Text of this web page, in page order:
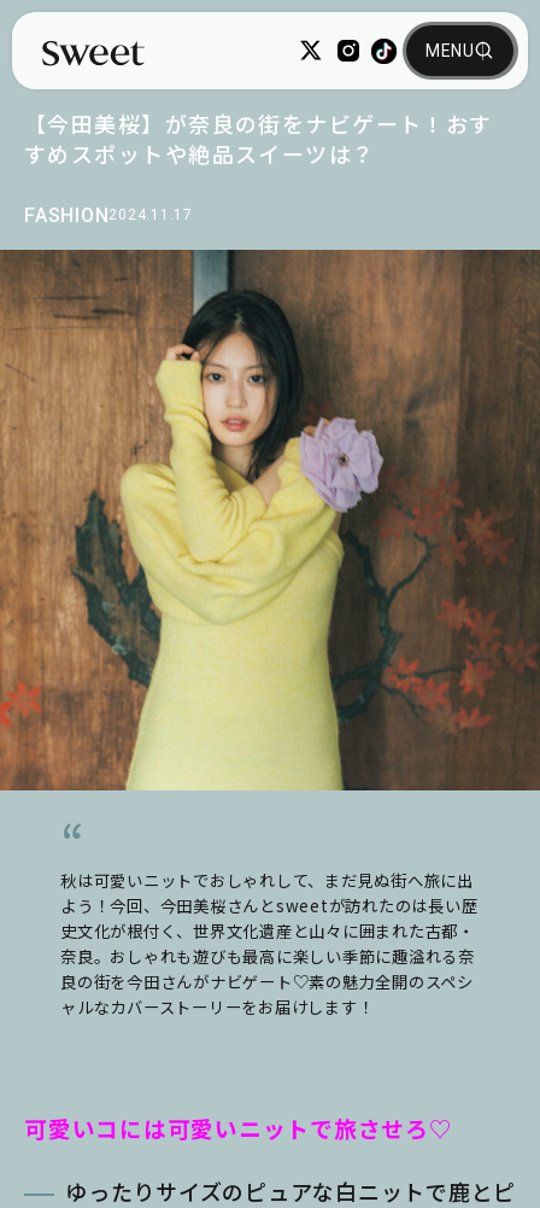
FASHION2024.11.17
【今田美桜】が奈良の街をナビゲート！おす
すめスポットや絶品スイーツは？
秋は可愛いニットでおしゃれして、まだ見ぬ街へ旅に出
よう！今回、今田美桜さんとsweetが訪れたのは長い歴
史文化が根付く、世界文化遺産と山々に囲まれた古都・
奈良。おしゃれも遊びも最高に楽しい季節に趣溢れる奈
良の街を今田さんがナビゲート♡素の魅力全開のスペシ
ャルなカバーストーリーをお届けします！
可愛いコには可愛いニットで旅させろ♡
ゆったりサイズのピュアな白ニットで鹿とピ